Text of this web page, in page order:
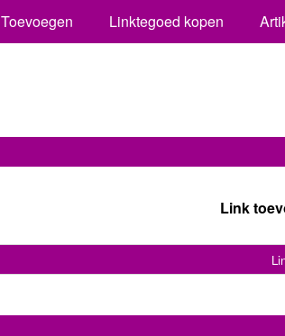
Toevoegen Linktegoed kopen
Link